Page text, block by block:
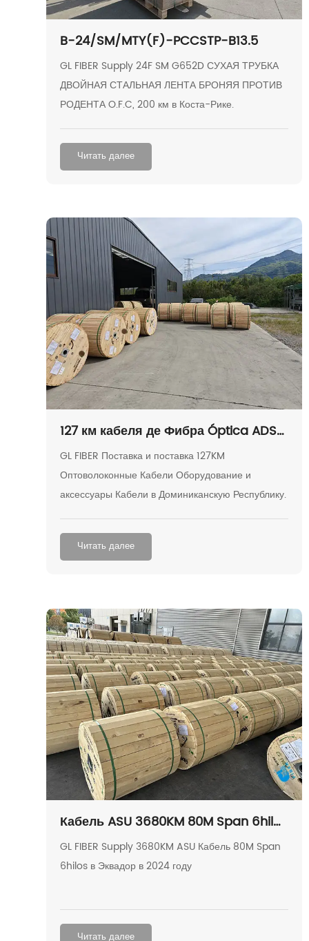
B-24/SM/MTY(F)-PCCSTP-B13.5
GL FIBER Supply 24F SM G652D СУХАЯ ТРУБКА
ДВОЙНАЯ СТАЛЬНАЯ ЛЕНТА БРОНЯЯ ПРОТИВ
РОДЕНТА O.F.C, 200 км в Коста-Рике.
Читать далее
127 км кабеля де Фибра Óptica ADSS,
144 Hilos, спам 60
GL FIBER Поставка и поставка 127KM
Оптоволоконные Кабели Оборудование и
аксессуары Кабели в Доминиканскую Республику.
Читать далее
Кабель ASU 3680KM 80M Span 6hilos
в Эквадор
GL FIBER Supply 3680KM ASU Кабель 80M Span
6hilos в Эквадор в 2024 году
Читать далее